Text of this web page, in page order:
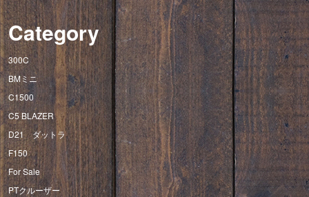
Category
300C
BMミニ
C1500
C5 BLAZER
D21 ダットラ
F150
For Sale
PTクルーザー